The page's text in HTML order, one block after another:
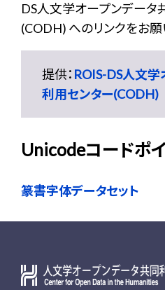
DS人文学オープンデータ
(CODH) へのリンクをお願
提供： ROIS-DS人文学
利用センター(CODH)
Unicodeコードポ
篆書字体データセット